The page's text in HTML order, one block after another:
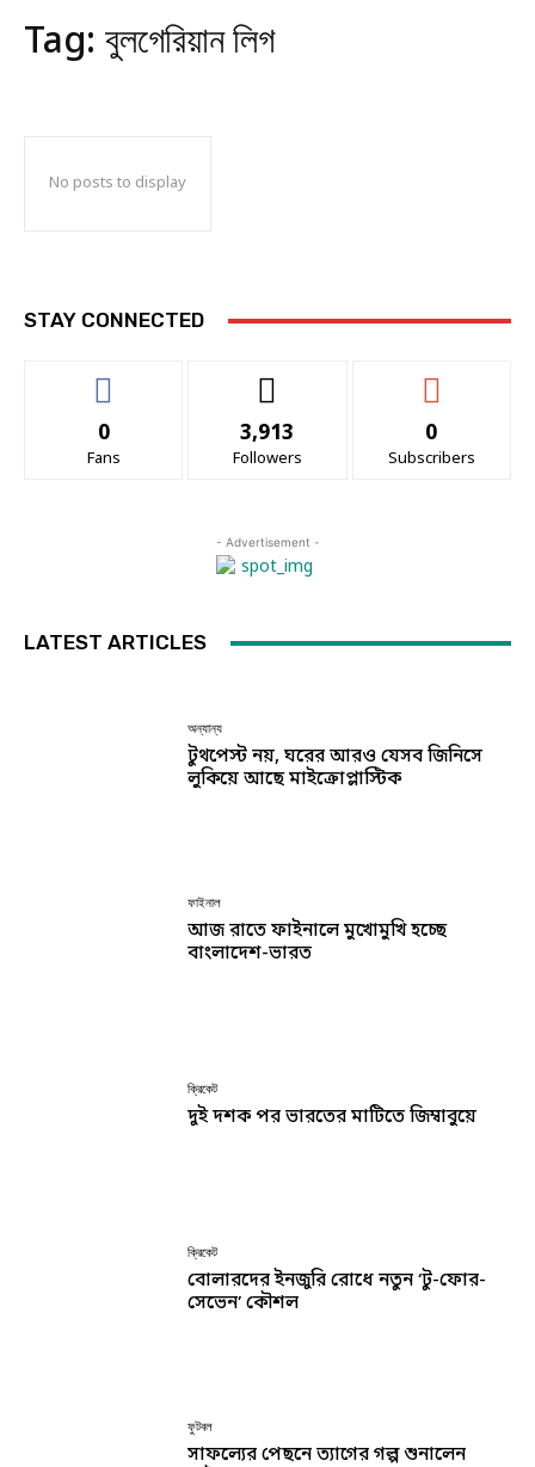
Tag: বুলগেরিয়ান লিগ
No posts to display
STAY CONNECTED
0
Fans
3,913
Followers
0
Subscribers
- Advertisement -
LATEST ARTICLES
অন্যান্য
টুথপেস্ট নয়, ঘরের আরও যেসব জিনিসে
লুকিয়ে আছে মাইক্রোপ্লাস্টিক
ফাইনাল
আজ রাতে ফাইনালে মুখোমুখি হচ্ছে
বাংলাদেশ-ভারত
ক্রিকেট
দুই দশক পর ভারতের মাটিতে জিম্বাবুয়ে
ক্রিকেট
বোলারদের ইনজুরি রোধে নতুন ‘টু-ফোর-
সেভেন’ কৌশল
ফুটবল
সাফল্যের পেছনে ত্যাগের গল্প শুনালেন